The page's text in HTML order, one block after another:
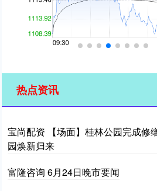
热点资讯
宝尚配资 【场面】桂林公园完成修
园焕新归来
富隆咨询 6月24日晚市要闻